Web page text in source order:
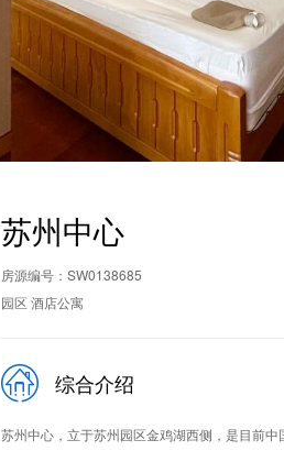
苏州中心
房源编号：SW0138685
园区 酒店公寓
综合介绍
苏州中心，立于苏州园区金鸡湖西侧，是目前